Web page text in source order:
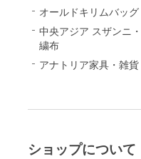
オールドキリムバッ
中央アジア スザンニ
繍布
アナトリア家具・雑貨
ショップについて